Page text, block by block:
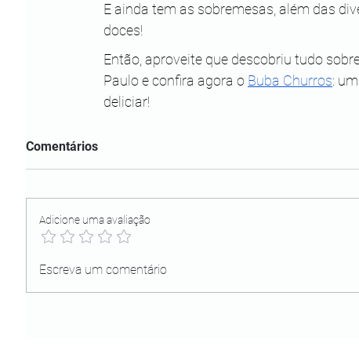
E ainda tem as sobremesas, além das
doces!
Então, aproveite que descobriu tudo
Paulo e confira agora o Buba Churros:
deliciar!
Comentários
Adicione uma avaliação
Escreva um comentário